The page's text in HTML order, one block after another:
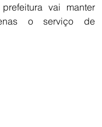
vai manter
o serviço de